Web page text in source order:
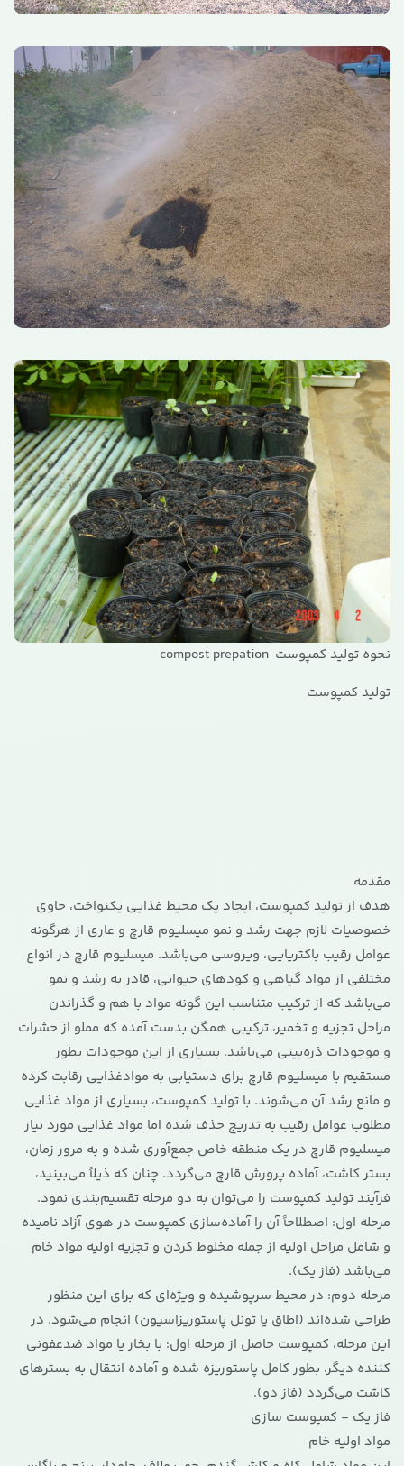
نحوه تولید کمپوست compost prepation
تولید کمپوست
مقدمه
هدف از تولید کمپوست، ایجاد یک محیط غذایی یکنواخت، حاوی
خصوصیات لازم جهت رشد و نمو میسلیوم قارچ و عاری از هرگونه
عوامل رقیب باکتریایی، ویروسی می‌باشد. میسلیوم قارچ در انواع
مختلفی از مواد گیاهی و کودهای حیوانی، قادر به رشد و نمو
می‌باشد که از ترکیب متناسب این گونه مواد با هم و گذراندن
مراحل تجزیه و تخمیر، ترکیبی همگن بدست آمده که مملو از حشرات
و موجودات ذره‌بینی می‌باشد. بسیاری از این موجودات بطور
مستقیم با میسلیوم قارچ برای دستیابی به موادغذایی رقابت کرده
و مانع رشد آن می‌شوند. با تولید کمپوست، بسیاری از مواد غذایی
مطلوب عوامل رقیب به تدریج حذف شده اما مواد غذایی مورد نیاز
میسلیوم قارچ در یک منطقه خاص جمع‌آوری شده و به مرور زمان،
بستر کاشت، آماده پرورش قارچ می‌گردد. چنان که ذیلاً می‌بینید،
فرآیند تولید کمپوست را می‌توان به دو مرحله تقسیم‌بندی نمود.
مرحله اول: اصطلاحاً آن را آماده‌سازی کمپوست در هوی آزاد نامیده
و شامل مراحل اولیه از جمله مخلوط کردن و تجزیه اولیه مواد خام
می‌باشد (فاز یک).
مرحله دوم: در محیط‌ سرپوشیده و ویژه‌ای که برای این منظور
طراحی شده‌اند (اطاق یا تونل پاستوریزاسیون) انجام می‌شود. در
این مرحله، کمپوست حاصل از مرحله اول؛ با بخار یا مواد ضدعفونی
کننده دیگر، بطور کامل پاستوریزه شده و آماده انتقال به بسترهای
کاشت می‌گردد (فاز دو).
فاز یک - کمپوست سازی
مواد اولیه خام